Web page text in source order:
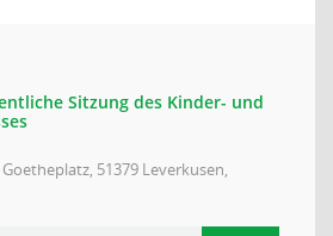
Sitzung des Kinder- und
51379 Leverkusen,